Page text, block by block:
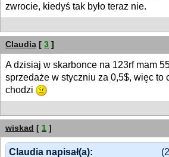
zwrocie, kiedyś tak było teraz nie.
Claudia [ 3 ]
A dzisiaj w skarbonce na 123rf mam
sprzedaże w styczniu za 0,5$, więc to
chodzi
wiskad [ 1 ]
Claudia napisał(a):